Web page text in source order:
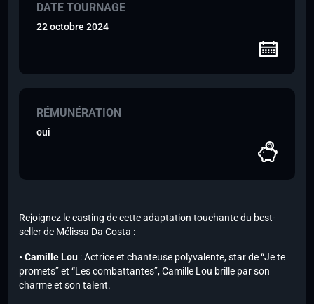
DATE TOURNAGE
22 octobre 2024
RÉMUNÉRATION
oui
Rejoignez le casting de cette adaptation touchante du best-
seller de Mélissa Da Costa :
• Camille Lou : Actrice et chanteuse polyvalente, star de “Je te
promets” et “Les combattantes”, Camille Lou brille par son
charme et son talent.